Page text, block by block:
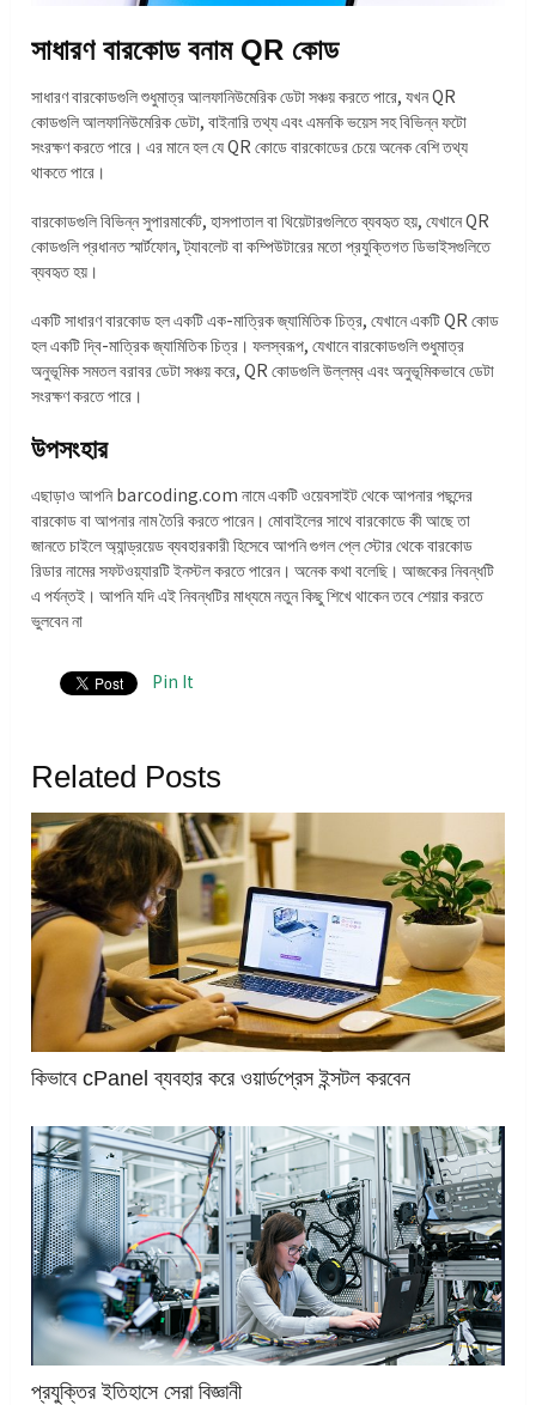
সাধারণ বারকোড বনাম QR কোড
সাধারণ বারকোডগুলি শুধুমাত্র আলফানিউমেরিক ডেটা সঞ্চয় করতে পারে, যখন QR
কোডগুলি আলফানিউমেরিক ডেটা, বাইনারি তথ্য এবং এমনকি ভয়েস সহ বিভিন্ন ফটো
সংরক্ষণ করতে পারে। এর মানে হল যে QR কোডে বারকোডের চেয়ে অনেক বেশি তথ্য
থাকতে পারে।
বারকোডগুলি বিভিন্ন সুপারমার্কেট, হাসপাতাল বা থিয়েটারগুলিতে ব্যবহৃত হয়, যেখানে QR
কোডগুলি প্রধানত স্মার্টফোন, ট্যাবলেট বা কম্পিউটারের মতো প্রযুক্তিগত ডিভাইসগুলিতে
ব্যবহৃত হয়।
একটি সাধারণ বারকোড হল একটি এক-মাত্রিক জ্যামিতিক চিত্র, যেখানে একটি QR কোড
হল একটি দ্বি-মাত্রিক জ্যামিতিক চিত্র। ফলস্বরূপ, যেখানে বারকোডগুলি শুধুমাত্র
অনুভূমিক সমতল বরাবর ডেটা সঞ্চয় করে, QR কোডগুলি উল্লম্ব এবং অনুভূমিকভাবে ডেটা
সংরক্ষণ করতে পারে।
উপসংহার
এছাড়াও আপনি barcoding.com নামে একটি ওয়েবসাইট থেকে আপনার পছন্দের
বারকোড বা আপনার নাম তৈরি করতে পারেন। মোবাইলের সাথে বারকোডে কী আছে তা
জানতে চাইলে অ্যান্ড্রয়েড ব্যবহারকারী হিসেবে আপনি গুগল প্লে স্টোর থেকে বারকোড
রিডার নামের সফটওয়্যারটি ইনস্টল করতে পারেন। অনেক কথা বলেছি। আজকের নিবন্ধটি
এ পর্যন্তই। আপনি যদি এই নিবন্ধটির মাধ্যমে নতুন কিছু শিখে থাকেন তবে শেয়ার করতে
ভুলবেন না
Pin It
Related Posts
কিভাবে cPanel ব্যবহার করে ওয়ার্ডপ্রেস ইন্সটল করবেন
প্রযুক্তির ইতিহাসে সেরা বিজ্ঞানী